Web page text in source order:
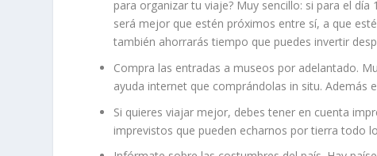
para organizar tu viaje? Muy sencillo: si para el
será mejor que estén próximos entre sí, a que
también ahorrarás tiempo que puedes invertir
Compra las entradas a museos por adelantado.
ayuda internet que comprándolas in situ. Además
Si quieres viajar mejor, debes tener en cuenta
imprevistos que pueden echarnos por tierra todo